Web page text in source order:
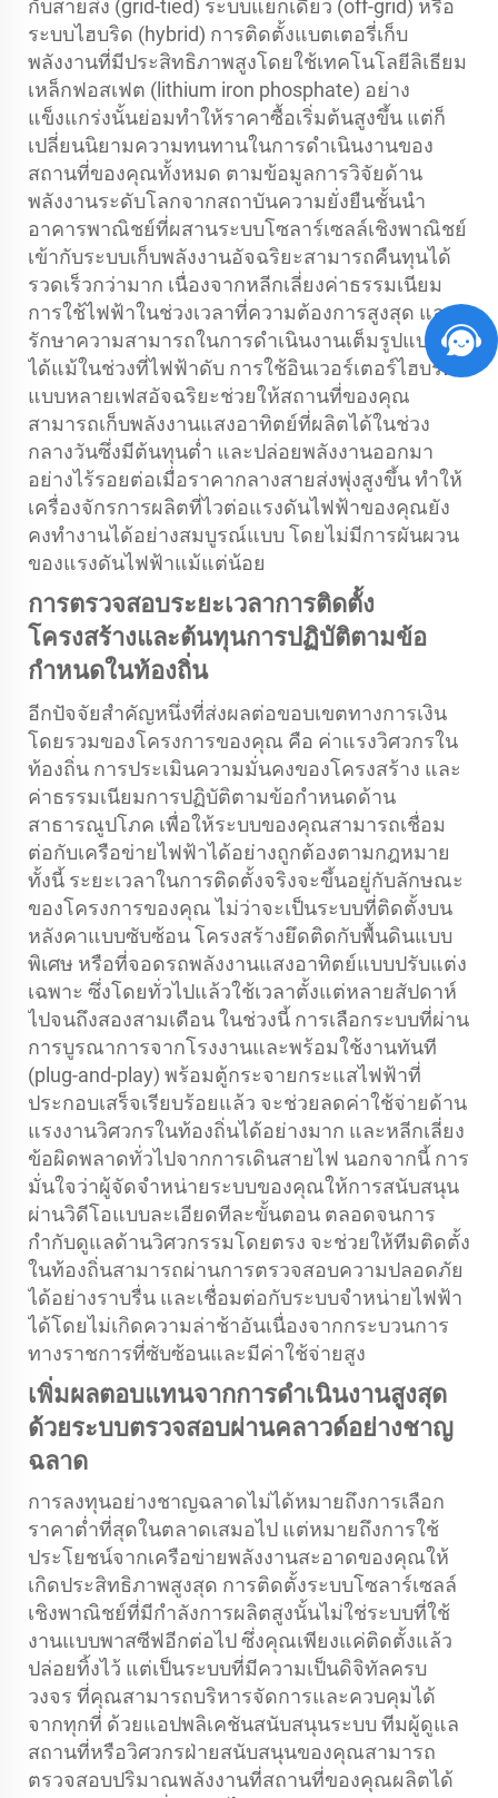
กับสายส่ง (grid-tied) ระบบแยกเดี่ยว (off-grid) หรือ
ระบบไฮบริด (hybrid) การติดตั้งแบตเตอรี่เก็บ
พลังงานที่มีประสิทธิภาพสูงโดยใช้เทคโนโลยีลิเธียม
เหล็กฟอสเฟต (lithium iron phosphate) อย่าง
แข็งแกร่งนั้นย่อมทำให้ราคาซื้อเริ่มต้นสูงขึ้น แต่ก็
เปลี่ยนนิยามความทนทานในการดำเนินงานของ
สถานที่ของคุณทั้งหมด ตามข้อมูลการวิจัยด้าน
พลังงานระดับโลกจากสถาบันความยั่งยืนชั้นนำ
อาคารพาณิชย์ที่ผสานระบบโซลาร์เซลล์เชิงพาณิชย์
เข้ากับระบบเก็บพลังงานอัจฉริยะสามารถคืนทุนได้
รวดเร็วกว่ามาก เนื่องจากหลีกเลี่ยงค่าธรรมเนียม
การใช้ไฟฟ้าในช่วงเวลาที่ความต้องการสูงสุด และ
รักษาความสามารถในการดำเนินงานเต็มรูปแบบไว้
ได้แม้ในช่วงที่ไฟฟ้าดับ การใช้อินเวอร์เตอร์ไฮบริด
แบบหลายเฟสอัจฉริยะช่วยให้สถานที่ของคุณ
สามารถเก็บพลังงานแสงอาทิตย์ที่ผลิตได้ในช่วง
กลางวันซึ่งมีต้นทุนต่ำ และปล่อยพลังงานออกมา
อย่างไร้รอยต่อเมื่อราคากลางสายส่งพุ่งสูงขึ้น ทำให้
เครื่องจักรการผลิตที่ไวต่อแรงดันไฟฟ้าของคุณยัง
คงทำงานได้อย่างสมบูรณ์แบบ โดยไม่มีการผันผวน
ของแรงดันไฟฟ้าแม้แต่น้อย
การตรวจสอบระยะเวลาการติดตั้ง
โครงสร้างและต้นทุนการปฏิบัติตามข้อ
กำหนดในท้องถิ่น
อีกปัจจัยสำคัญหนึ่งที่ส่งผลต่อขอบเขตทางการเงิน
โดยรวมของโครงการของคุณ คือ ค่าแรงวิศวกรใน
ท้องถิ่น การประเมินความมั่นคงของโครงสร้าง และ
ค่าธรรมเนียมการปฏิบัติตามข้อกำหนดด้าน
สาธารณูปโภค เพื่อให้ระบบของคุณสามารถเชื่อม
ต่อกับเครือข่ายไฟฟ้าได้อย่างถูกต้องตามกฎหมาย
ทั้งนี้ ระยะเวลาในการติดตั้งจริงจะขึ้นอยู่กับลักษณะ
ของโครงการของคุณ ไม่ว่าจะเป็นระบบที่ติดตั้งบน
หลังคาแบบซับซ้อน โครงสร้างยึดติดกับพื้นดินแบบ
พิเศษ หรือที่จอดรถพลังงานแสงอาทิตย์แบบปรับแต่ง
เฉพาะ ซึ่งโดยทั่วไปแล้วใช้เวลาตั้งแต่หลายสัปดาห์
ไปจนถึงสองสามเดือน ในช่วงนี้ การเลือกระบบที่ผ่าน
การบูรณาการจากโรงงานและพร้อมใช้งานทันที
(plug-and-play) พร้อมตู้กระจายกระแสไฟฟ้าที่
ประกอบเสร็จเรียบร้อยแล้ว จะช่วยลดค่าใช้จ่ายด้าน
แรงงานวิศวกรในท้องถิ่นได้อย่างมาก และหลีกเลี่ยง
ข้อผิดพลาดทั่วไปจากการเดินสายไฟ นอกจากนี้ การ
มั่นใจว่าผู้จัดจำหน่ายระบบของคุณให้การสนับสนุน
ผ่านวิดีโอแบบละเอียดทีละขั้นตอน ตลอดจนการ
กำกับดูแลด้านวิศวกรรมโดยตรง จะช่วยให้ทีมติดตั้ง
ในท้องถิ่นสามารถผ่านการตรวจสอบความปลอดภัย
ได้อย่างราบรื่น และเชื่อมต่อกับระบบจำหน่ายไฟฟ้า
ได้โดยไม่เกิดความล่าช้าอันเนื่องจากกระบวนการ
ทางราชการที่ซับซ้อนและมีค่าใช้จ่ายสูง
เพิ่มผลตอบแทนจากการดำเนินงานสูงสุด
ด้วยระบบตรวจสอบผ่านคลาวด์อย่างชาญ
ฉลาด
การลงทุนอย่างชาญฉลาดไม่ได้หมายถึงการเลือก
ราคาต่ำที่สุดในตลาดเสมอไป แต่หมายถึงการใช้
ประโยชน์จากเครือข่ายพลังงานสะอาดของคุณให้
เกิดประสิทธิภาพสูงสุด การติดตั้งระบบโซลาร์เซลล์
เชิงพาณิชย์ที่มีกำลังการผลิตสูงนั้นไม่ใช่ระบบที่ใช้
งานแบบพาสซีฟอีกต่อไป ซึ่งคุณเพียงแค่ติดตั้งแล้ว
ปล่อยทิ้งไว้ แต่เป็นระบบที่มีความเป็นดิจิทัลครบ
วงจร ที่คุณสามารถบริหารจัดการและควบคุมได้
จากทุกที่ ด้วยแอปพลิเคชันสนับสนุนระบบ ทีมผู้ดูแล
สถานที่หรือวิศวกรฝ่ายสนับสนุนของคุณสามารถ
ตรวจสอบปริมาณพลังงานที่สถานที่ของคุณผลิตได้